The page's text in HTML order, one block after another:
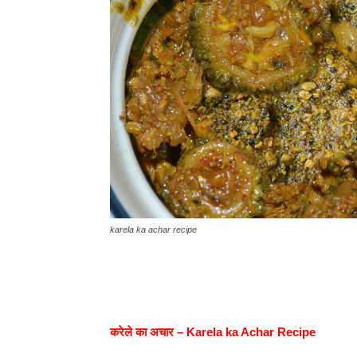
karela ka achar recipe
करेले का अचार – Karela ka Achar Recipe